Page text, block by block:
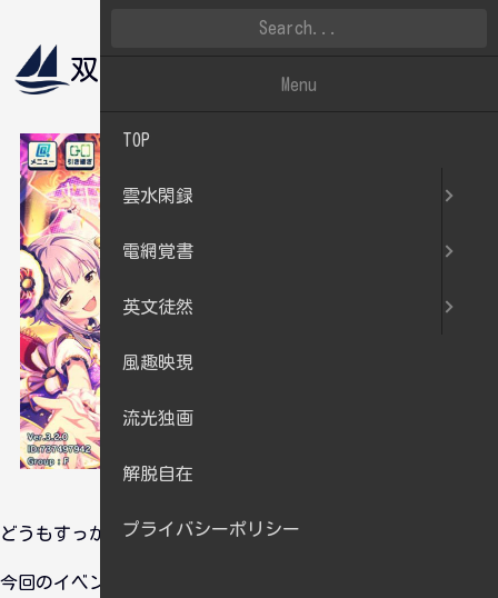
双帆遠影
どうもすっかり文香Pと化したごむをじさんです。
今回のイベントのメイン報酬は文香だったのでイベント開始か
Menu
TOP
雲水閑録
電網覚書
英文徒然
風趣映現
流光独画
解脱自在
プライバシーポリシー